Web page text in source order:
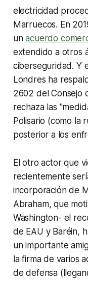
electricidad
Marruecos. En
unacuerdo
extendido a otros
ciberseguridad. Y
Londres ha
2602 del Consejo
rechaza las
Polisario (como la
posterior a los
El otro actor que
recientemente
incorporación de
Abraham, que
Washington- el
de EAU y Baréin,
un importante
la firma de varios
de defensa